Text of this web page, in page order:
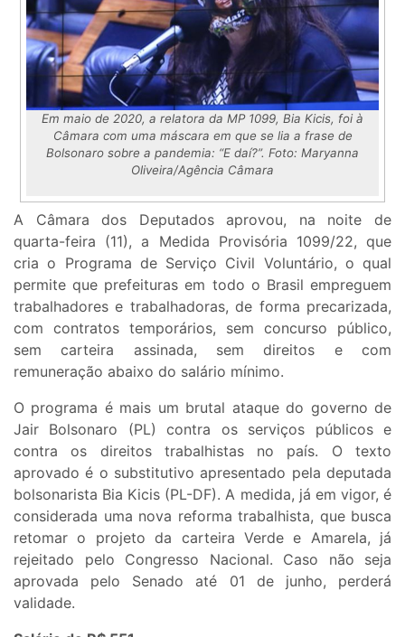
Em maio de 2020, a relatora da MP 1099, Bia Kicis, foi à
Câmara com uma máscara em que se lia a frase de
Bolsonaro sobre a pandemia: “E daí?”. Foto: Maryanna
Oliveira/Agência Câmara
A Câmara dos Deputados aprovou, na noite de
quarta-feira (11), a Medida Provisória 1099/22, que
cria o Programa de Serviço Civil Voluntário, o qual
permite que prefeituras em todo o Brasil empreguem
trabalhadores e trabalhadoras, de forma precarizada,
com contratos temporários, sem concurso público,
sem carteira assinada, sem direitos e com
remuneração abaixo do salário mínimo.
O programa é mais um brutal ataque do governo de
Jair Bolsonaro (PL) contra os serviços públicos e
contra os direitos trabalhistas no país. O texto
aprovado é o substitutivo apresentado pela deputada
bolsonarista Bia Kicis (PL-DF). A medida, já em vigor, é
considerada uma nova reforma trabalhista, que busca
retomar o projeto da carteira Verde e Amarela, já
rejeitado pelo Congresso Nacional. Caso não seja
aprovada pelo Senado até 01 de junho, perderá
validade.